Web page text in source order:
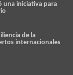
una iniciativa para
de la
internacionales